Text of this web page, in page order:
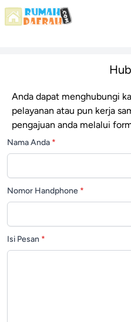
Anda dapat menghubungi
pelayanan atau pun kerja
pengajuan anda melalui
Nama Anda *
Nomor Handphone *
Isi Pesan *